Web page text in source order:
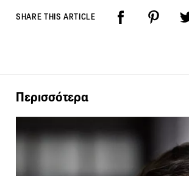
SHARE THIS ARTICLE
Περισσότερα